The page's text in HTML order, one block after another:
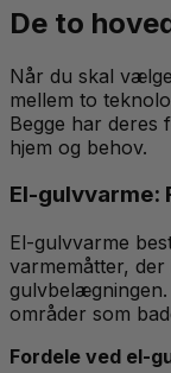
De to
Når du skal
mellem to
Begge har deres
hjem og behov.
El-gulvvarme:
El-gulvvarme
varmemåtter,
områder som
Fordele ved el-